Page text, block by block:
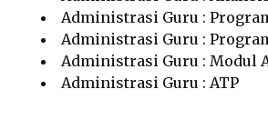
Administrasi Guru :
Administrasi Guru :
Administrasi Guru : Modul
Administrasi Guru : ATP